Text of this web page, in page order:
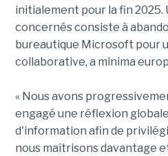
initialement pour la fin 2025.
concernés consiste à
bureautique Microsoft pour
collaborative, a minima
« Nous avons
engagé une réflexion
d'information afin de
nous maîtrisons davantage